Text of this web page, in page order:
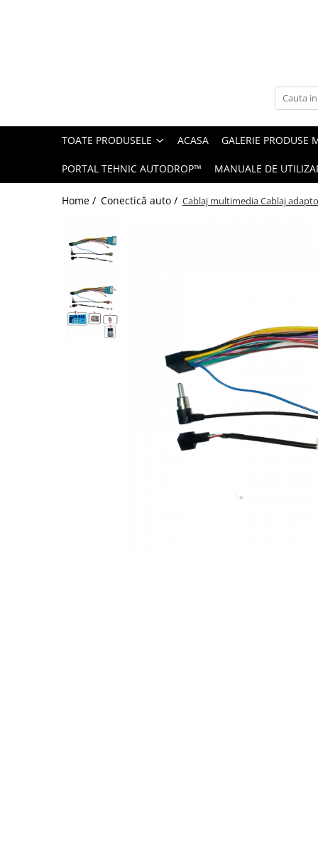
Mercedes Benz
TOATE PRODUSELE ACASA GALERIE PRODUSE
PORTAL TEHNIC AUTODROP™ MANUALE DE
Home / Conectică auto / Cablaj multimedia Cablaj